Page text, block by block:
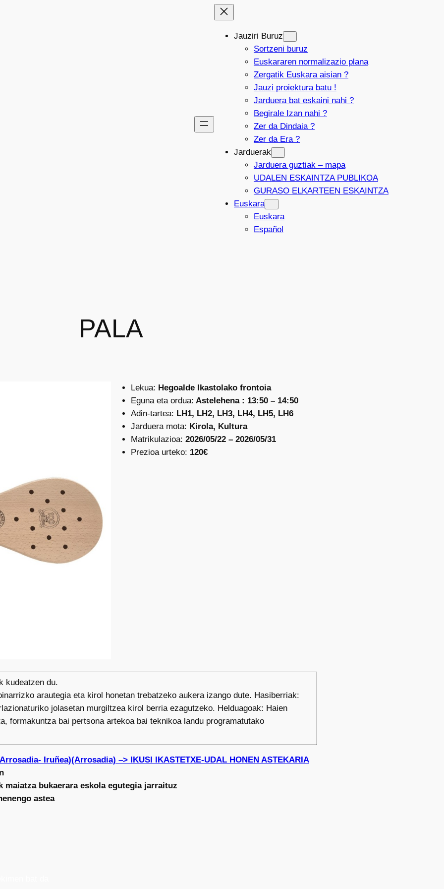
Jauziri Buruz
Sortzeni buruz
Euskararen normalizazio plana
Zergatik Euskara aisian ?
Jauzi proiektura batu !
Jarduera bat eskaini nahi ?
Begirale Izan nahi ?
Zer da Dindaia ?
Zer da Era ?
Jarduerak
Jarduera guztiak – mapa
UDALEN ESKAINTZA PUBLIKOA
GURASO ELKARTEEN ESKAINTZA
Euskara
Euskara
Español
PALA
Lekua: Hegoalde Ikastolako frontoia
Eguna eta ordua: Astelehena : 13:50 – 14:50
Adin-tartea: LH1, LH2, LH3, LH4, LH5, LH6
Jarduera mota: Kirola, Kultura
Matrikulazioa: 2026/05/22 – 2026/05/31
Prezioa urteko: 120€
kudeatzen du.
arautegia eta kirol honetan trebatzeko aukera izango dute. Hasiberriak:
jolasetan murgiltzea kirol berria ezagutzeko. Helduagoak: Haien
formakuntza bai pertsona artekoa bai teknikoa landu programatutako
Iruñea)(Arrosadia) –> IKUSI IKASTETXE-UDAL HONEN ASTEKARIA
maiatza bukaerara eskola egutegia jarraituz
astea